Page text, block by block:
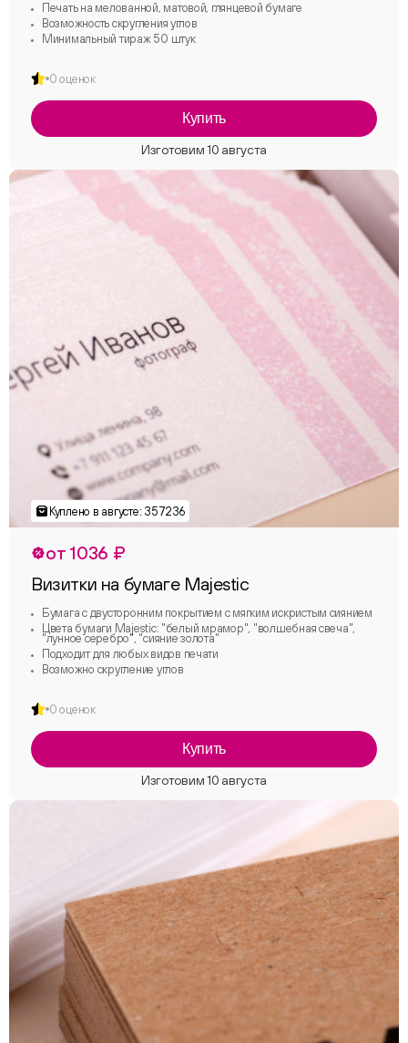
Печать на мелованной, матовой, глянцевой бумаге
Возможность скругления углов
Минимальный тираж 50 штук
0 оценок
Купить
от 1036 ₽
Визитки на бумаге Majestic
Бумага с двусторонним покрытием с мягким искристым сиянием
Цвета бумаги Majestic: "белый мрамор", "волшебная свеча",
"лунное серебро", "сияние золота"
Подходит для любых видов печати
Возможно скругление углов
0 оценок
Купить